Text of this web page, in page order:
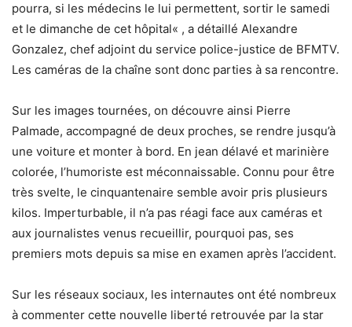
pourra, si les médecins le lui permettent, sortir le samedi
et le dimanche de cet hôpital« , a détaillé Alexandre
Gonzalez, chef adjoint du service police-justice de BFMTV.
Les caméras de la chaîne sont donc parties à sa rencontre.
Sur les images tournées, on découvre ainsi Pierre
Palmade, accompagné de deux proches, se rendre jusqu’à
une voiture et monter à bord. En jean délavé et marinière
colorée, l’humoriste est méconnaissable. Connu pour être
très svelte, le cinquantenaire semble avoir pris plusieurs
kilos. Imperturbable, il n’a pas réagi face aux caméras et
aux journalistes venus recueillir, pourquoi pas, ses
premiers mots depuis sa mise en examen après l’accident.
Sur les réseaux sociaux, les internautes ont été nombreux
à commenter cette nouvelle liberté retrouvée par la star